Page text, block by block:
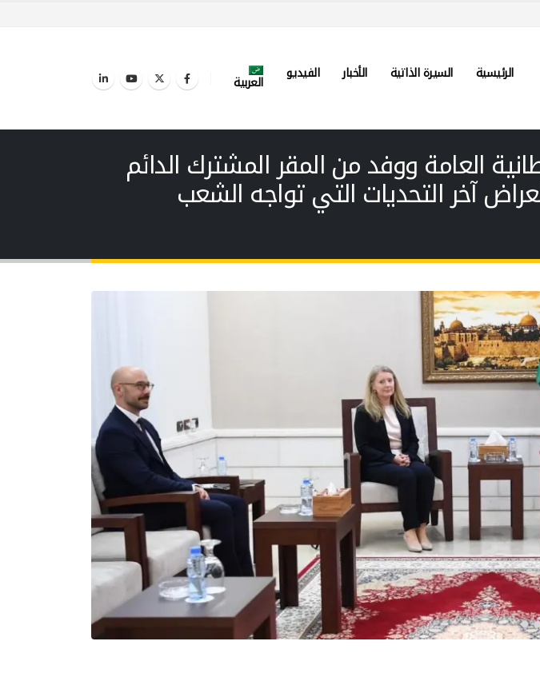
الرئيسية السيرة الذاتية الأخبار الفيديو العربية
العامة ووفد من المقر المشترك الدائم
آخر التحديات التي تواجه الشعب